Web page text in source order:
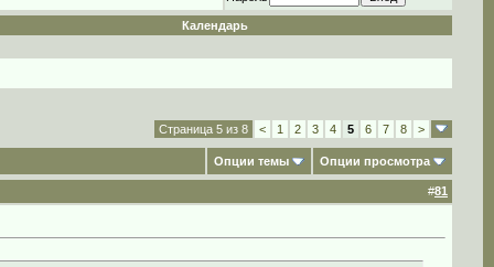
Календарь
Страница 5 из 8 < 1 2 3 4 5 6 7 8 >
Опции темы Опции просмотра
#81